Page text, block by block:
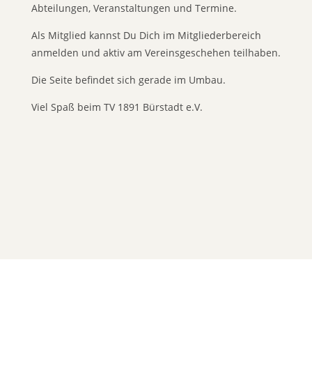
Abteilungen, Veranstaltungen und Termine.
Als Mitglied kannst Du Dich im Mitgliederbereich
anmelden und aktiv am Vereinsgeschehen teilhaben.
Die Seite befindet sich gerade im Umbau.
Viel Spaß beim TV 1891 Bürstadt e.V.